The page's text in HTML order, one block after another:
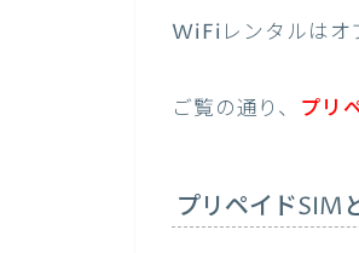
WiFiレンタルはオ
ご覧の通り、 プリ
プリペイドSIM